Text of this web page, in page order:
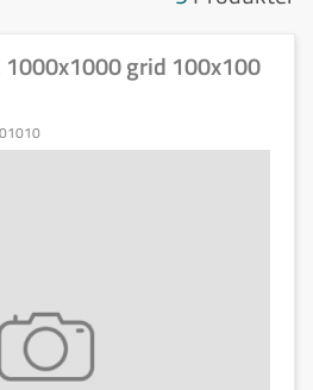
1000x1000 grid 100x100